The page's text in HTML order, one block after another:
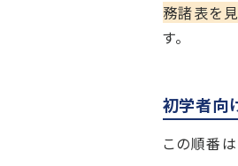
務諸表を
す。
初学者向
この順番